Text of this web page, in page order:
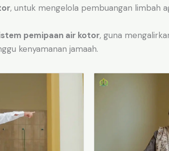
, untuk mengelola pembuangan limbah
pemipaan air kotor, guna
kenyamanan jamaah.